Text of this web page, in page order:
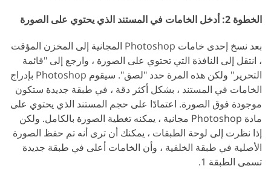
الخطوة 2: أدخل الخامات في المستند الذي يحتوي على الصورة
بعد نسخ إحدى خامات Photoshop المجانية إلى المخزن المؤقت
، انتقل إلى النافذة التي تحتوي على الصورة ، وارجع إلى "قائمة
التحرير" ولكن هذه المرة حدد "لصق". سيقوم Photoshop بإدراج
الخامات في المستند ، بشكل أكثر دقة ، في طبقة جديدة ستكون
موجودة فوق الصورة. اعتمادًا على حجم المستند الذي يحتوي على
مادة Photoshop مجانية ، يمكنه تغطية الصورة بالكامل. ولكن
إذا نظرت إلى لوحة الطبقات ، يمكنك أن ترى أنه تم حفظ الصورة
الأصلية في طبقة الخلفية ، وأن الخامات أعلى في طبقة جديدة
تسمى الطبقة 1.